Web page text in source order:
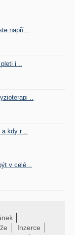
napří ..
i ..
..
kdy r ..
v celé ..
Inzerce